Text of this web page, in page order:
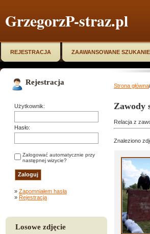
GrzegorzP-straz.pl
REJESTRACJA ZAAWANSOWANE SZUKANIE
Rejestracja
Użytkownik:
Hasło:
Zalogować automatycznie przy
następnej wizycie?
» Zapomniałem hasła
» Rejestracja
Losowe zdjęcie
Strona główna/
Zawody
Relacja z
Znaleziono